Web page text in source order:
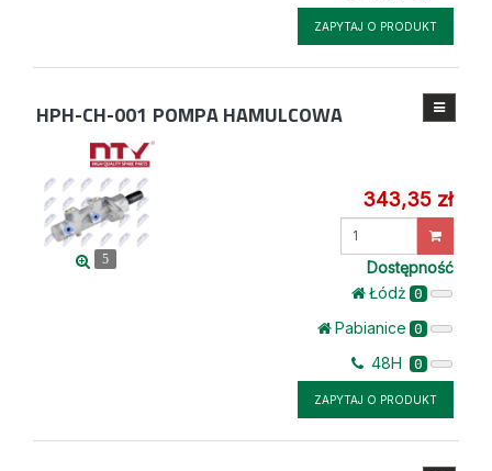
ZAPYTAJ O PRODUKT
HPH-CH-001 POMPA HAMULCOWA
5
343,35 zł
Wprowadź
Dostępność
Łódż 0
Pabianice 0
48H 0
ZAPYTAJ O PRODUKT